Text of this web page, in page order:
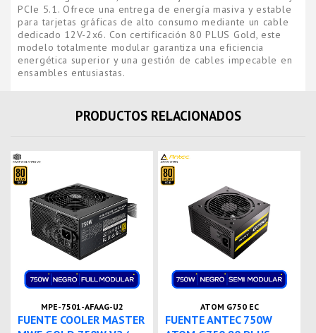
PCIe 5.1. Ofrece una entrega de energía masiva y estable
para tarjetas gráficas de alto consumo mediante un cable
dedicado 12V-2x6. Con certificación 80 PLUS Gold, este
modelo totalmente modular garantiza una eficiencia
energética superior y una gestión de cables impecable en
ensambles entusiastas.
PRODUCTOS RELACIONADOS
MPE-7501-AFAAG-U2
FUENTE COOLER MASTER
ATOM G750 EC
FUENTE ANTEC 750W